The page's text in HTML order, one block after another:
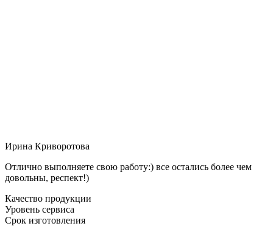
Ирина Криворотова
Отлично выполняете свою работу:) все остались более чем
довольны, респект!)
Качество продукции
Уровень сервиса
Срок изготовления